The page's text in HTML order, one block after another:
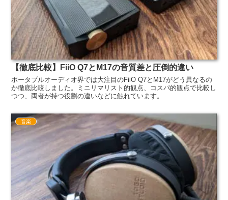
【徹底比較】FiiO Q7とM17の音質差と圧倒的違い
ポータブルオーディオ界では大注目のFiiO Q7とM17がどう異なるの
か徹底比較しました。ミニリマリスト的観点、コスパ的観点で比較し
つつ、両者が持つ役割の違いなどに触れています。
音楽